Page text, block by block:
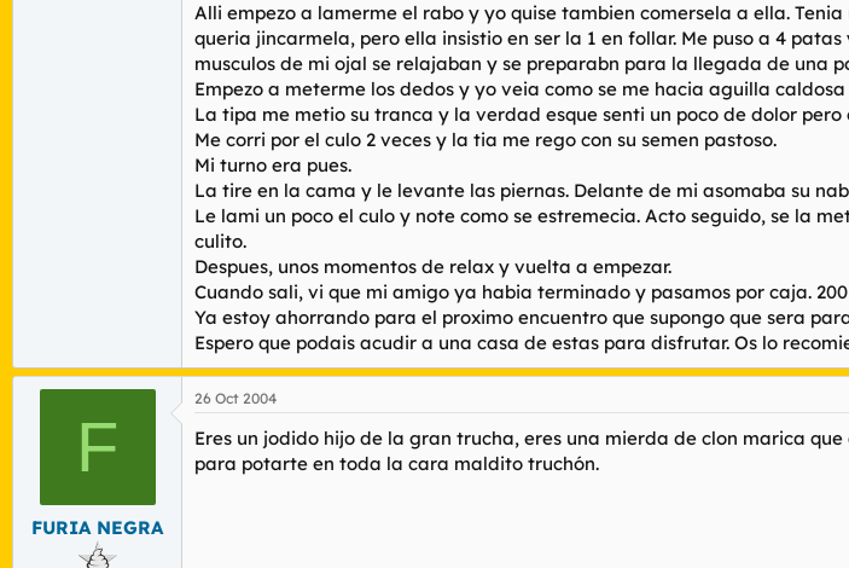
Alli empezo a lamerme el rabo y yo quise tambien comersela a ella.
queria jincarmela, pero ella insistio en ser la 1 en follar. Me puso a 4
musculos de mi ojal se relajaban y se preparabn para la llegada de una
Empezo a meterme los dedos y yo veia como se me hacia aguilla
La tipa me metio su tranca y la verdad esque senti un poco de dolor
Me corri por el culo 2 veces y la tia me rego con su semen pastoso.
Mi turno era pues.
La tire en la cama y le levante las piernas. Delante de mi asomaba su
Le lami un poco el culo y note como se estremecia. Acto seguido, se la
culito.
Despues, unos momentos de relax y vuelta a empezar.
Cuando sali, vi que mi amigo ya habia terminado y pasamos por caja.
Ya estoy ahorrando para el proximo encuentro que supongo que sera
Espero que podais acudir a una casa de estas para disfrutar. Os lo
F
FURIA NEGRA
26 Oct 2004
Eres un jodido hijo de la gran trucha, eres una mierda de clon marica
para potarte en toda la cara maldito truchón.